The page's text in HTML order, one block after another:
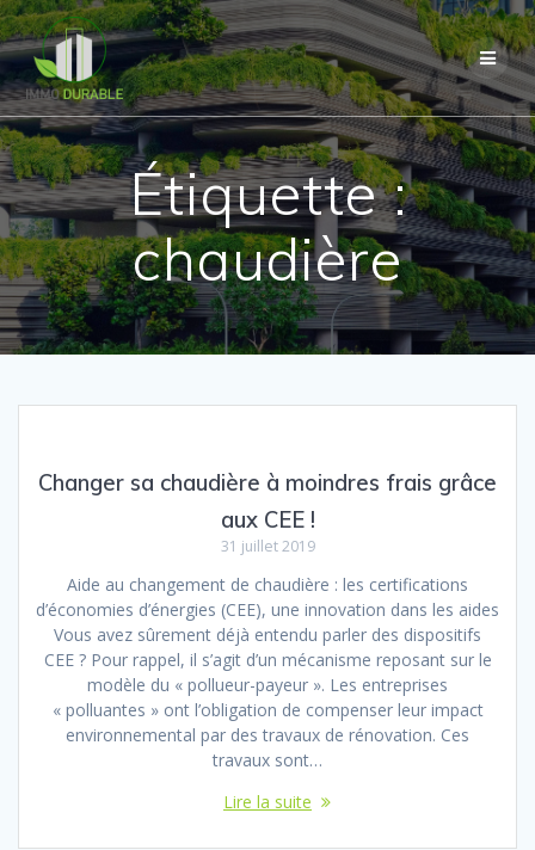
Passer
au
contenu
Étiquette :
chaudière
Changer sa chaudière à moindres frais grâce
aux CEE !
31 juillet 2019
Aide au changement de chaudière : les certifications
d’économies d’énergies (CEE), une innovation dans les aides
Vous avez sûrement déjà entendu parler des dispositifs
CEE ? Pour rappel, il s’agit d’un mécanisme reposant sur le
modèle du « pollueur-payeur ». Les entreprises
« polluantes » ont l’obligation de compenser leur impact
environnemental par des travaux de rénovation. Ces
travaux sont…
Lire la suite